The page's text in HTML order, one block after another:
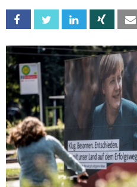
Facebook Twitter Linkedin Xing